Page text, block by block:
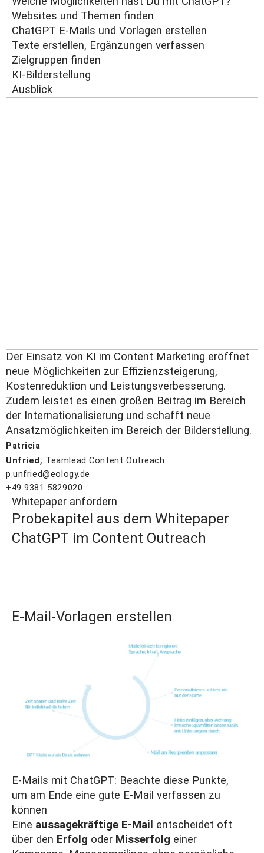
Websites und Themen finden
ChatGPT E-Mails und Vorlagen erstellen
Texte erstellen, Ergänzungen verfassen
Zielgruppen finden
KI-Bilderstellung
Ausblick
Der Einsatz von KI im Content Marketing eröffnet
neue Möglichkeiten zur Effizienzsteigerung,
Kostenreduktion und Leistungsverbesserung.
Zudem leistet es einen großen Beitrag im Bereich
der Internationalisierung und schafft neue
Ansatzmöglichkeiten im Bereich der Bilderstellung.
Patricia
Unfried , Teamlead Content Outreach
p.unfried@eology.de
+49 9381 5829020
Whitepaper anfordern
Probekapitel aus dem Whitepaper
ChatGPT im Content Outreach
E-Mail-Vorlagen erstellen
E-Mails mit ChatGPT: Beachte diese Punkte,
um am Ende eine gute E-Mail verfassen zu
können
Eine aussagekräftige E-Mail entscheidet oft
über den Erfolg oder Misserfolg einer